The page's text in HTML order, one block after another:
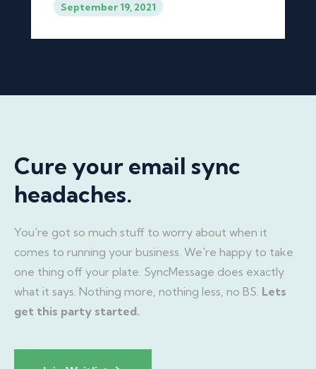
September 19, 2021
Cure your email sync
headaches.
You're got so much stuff to worry about when it
comes to running your business. We're happy to take
one thing off your plate. SyncMessage does exactly
what it says. Nothing more, nothing less, no BS. Lets
get this party started.